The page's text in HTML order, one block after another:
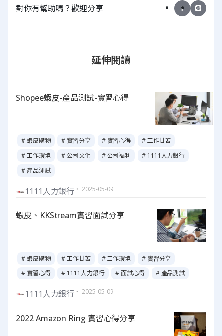
對你有幫助嗎？歡迎分享
延伸閱讀
Shopee蝦皮-產品測試-實習心得
# 蝦皮購物 # 實習分享 # 實習心得
# 工作甘苦
# 工作環境
# 公司文化 # 公司福利
# 1111人力銀行
# 產品測試
1111人力銀行 ・ 2025-05-09
蝦皮、KKStream實習面試分享
# 蝦皮購物 # 工作甘苦 # 工作環境
# 實習分享
# 實習心得
# 1111人力銀行 # 面試心得 # 產品測試
1111人力銀行 ・ 2025-05-09
2022 Amazon Ring 實習心得分享